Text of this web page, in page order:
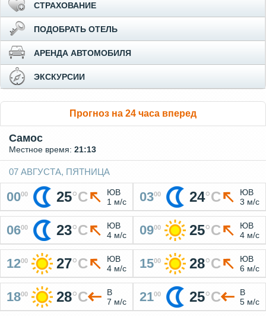
СТРАХОВАНИЕ
ПОДОБРАТЬ ОТЕЛЬ
АРЕНДА АВТОМОБИЛЯ
ЭКСКУРСИИ
Прогноз на 24 часа вперед
Самос
Местное время: 21:13
07 АВГУСТА, ПЯТНИЦА
0000 25°C
ЮВ
1 м/с
0300 24°C
ЮВ
3 м/с
0600 23°C
ЮВ
4 м/с
0900 25°C
ЮВ
4 м/с
1200 27°C
ЮВ
4 м/с
1500 28°C
ЮВ
6 м/с
1800 28°C
В
7 м/с
2100 25°C
В
5 м/с